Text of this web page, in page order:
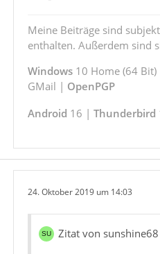
Meine Beiträge sind
enthalten. Außerdem sind
Windows10 Home (64 Bit)
GMail | OpenPGP
Android 16 | Thunderbird
24. Oktober 2019 um 14:03
Zitat von sunshine68